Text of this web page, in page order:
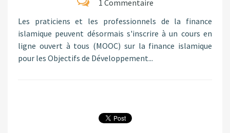
1 Commentaire
Les praticiens et les professionnels de la finance
islamique peuvent désormais s'inscrire à un cours en
ligne ouvert à tous (MOOC) sur la finance islamique
pour les Objectifs de Développement...